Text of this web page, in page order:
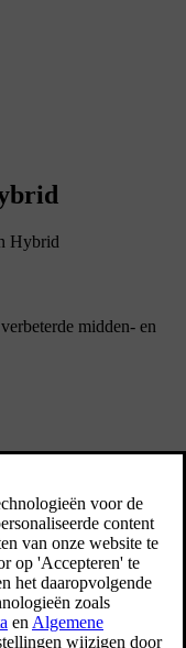
Hybrid
midden- en